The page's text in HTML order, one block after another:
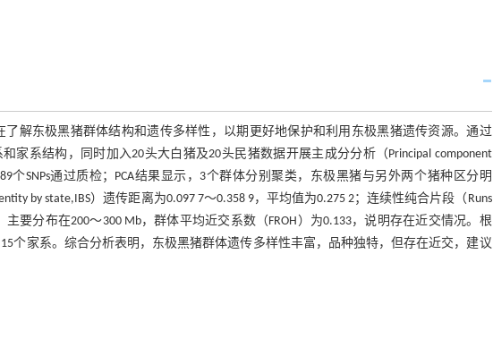
解东极黑猪群体结构和遗传多样性，以期更好地保护和利用东极黑猪遗传资源。通过
家系结构，同时加入20头大白猪及20头民猪数据开展主成分分析（Principal component
个SNPs通过质检；PCA结果显示，3个群体分别聚类，东极黑猪与另外两个猪种区分明
by state,IBS）遗传距离为0.097 7～0.358 9，平均值为0.275 2；连续性纯合片段（Runs
主要分布在200～300 Mb，群体平均近交系数（FROH）为0.133，说明存在近交情况。根
个家系。综合分析表明，东极黑猪群体遗传多样性丰富，品种独特，但存在近交，建议